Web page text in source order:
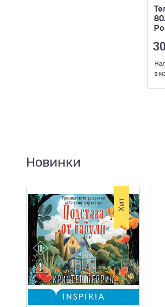
в
Новинки